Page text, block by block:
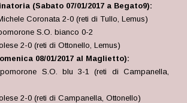
(Sabato 07/01/2017 a Begato9):
Coronata 2-0 (reti di Tullo, Lemus)
S.O. bianco 0-2
2-0 (reti di Ottonello, Lemus)
08/01/2017 al Maglietto):
S.O. blu 3-1 (reti di Campanella,
2-0 (reti di Campanella, Ottonello)